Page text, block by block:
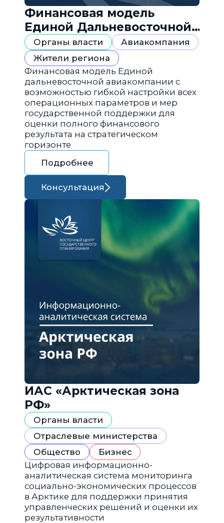
Финансовая модель
Единой Дальневосточной
авиакомпании
Органы власти
Авиакомпания
Жители региона
Финансовая модель Единой
дальневосточной авиакомпании с
возможностью гибкой настройки всех
операционных параметров и мер
государственной поддержки для
оценки полного финансового
результата на стратегическом
горизонте
Подробнее
Консультация
ИАС «Арктическая зона
РФ»
Органы власти
Отраслевые министерства
Общество
Бизнес
Цифровая информационно-
аналитическая система мониторинга
социально-экономических процессов
в Арктике для поддержки принятия
управленческих решений и оценки их
результативности